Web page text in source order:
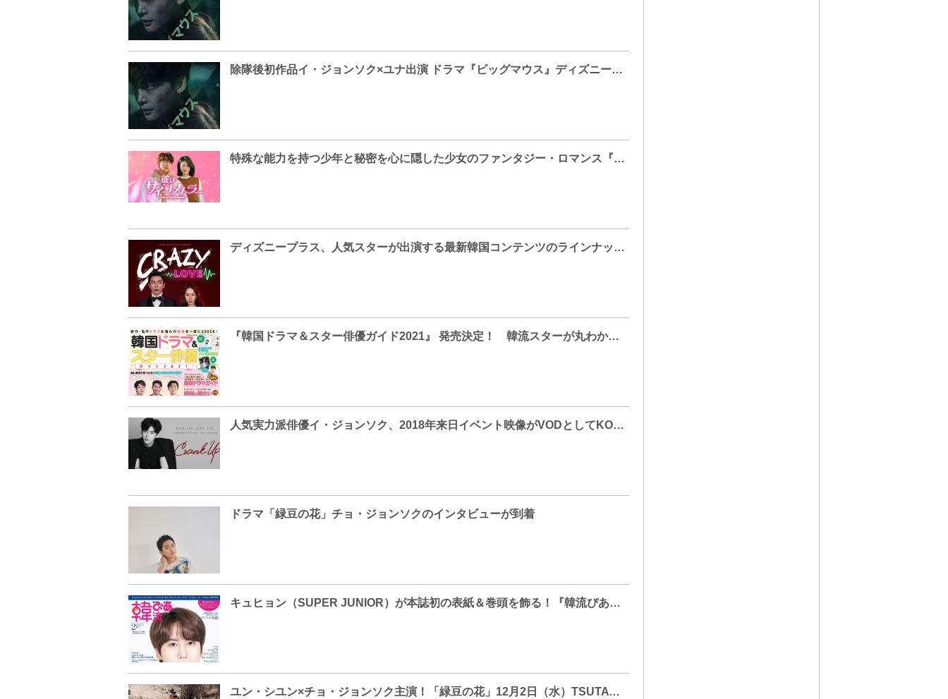
除隊後初作品イ・ジョンソク×ユナ出演 ドラマ『ビッグマウス』ディズニープラスにて7/29独占配信決定！日本版ポスター＆予告編解禁
特殊な能力を持つ少年と秘密を心に隠した少女のファンタジー・ロマンス『彼はサイコメトラー -He is Psychometric-』、韓国時代劇ドラマ『緑豆の花』のWEB先行無料配信が「GYAO!」で決定！
ディズニープラス、人気スターが出演する最新韓国コンテンツのラインナップを発表！魅力的で質の高いストーリーが続々登場しツラインナップがさらに拡大
『韓国ドラマ＆スター俳優ガイド2021』 発売決定！ 韓流スターが丸わかり！ 誌面カットを大公開！
人気実力派俳優イ・ジョンソク、2018年来日イベント映像がVODとしてKOALIVEで独占配信！
ドラマ「緑豆の花」チョ・ジョンソクのインタビューが到着
キュヒョン（SUPER JUNIOR）が本誌初の表紙＆巻頭を飾る！『韓流ぴあ』２月号、1月21日（木）発売！
ユン・シユン×チョ・ジョンソク主演！「緑豆の花」12月2日（水）TSUTAYA先行でDVDレンタル開始！